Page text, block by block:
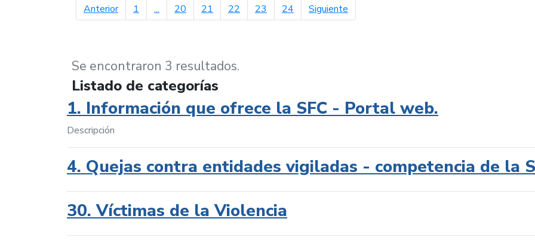
Anteriorpágina anterior
1 ... 20 21 22 23 24 Siguientepágina siguiente
Se encontraron 3 resultados.
Listado de categorías
1. Información que ofrece la SFC - Portal web.
Descripción
4. Quejas contra entidades vigiladas - competencia de la
30. Víctimas de la Violencia